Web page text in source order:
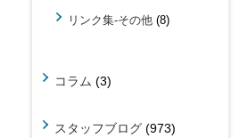
リンク集-その他 (8)
コラム (3)
スタッフブログ (973)